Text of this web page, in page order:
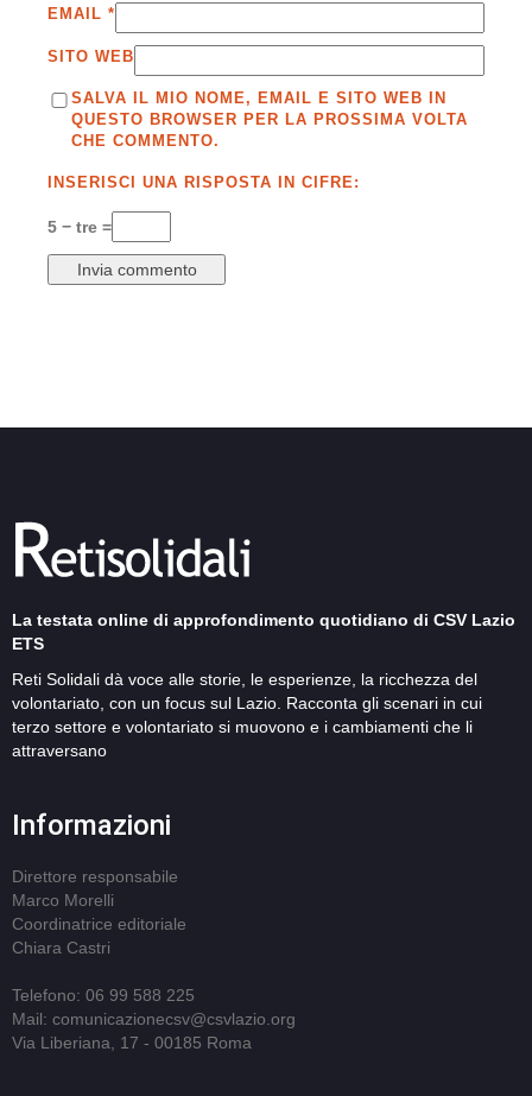
EMAIL *
SITO WEB
SALVA IL MIO NOME, EMAIL E SITO WEB IN
QUESTO BROWSER PER LA PROSSIMA VOLTA
CHE COMMENTO.
INSERISCI UNA RISPOSTA IN CIFRE:
5 − tre =
La testata online di approfondimento quotidiano di CSV Lazio
ETS
Reti Solidali dà voce alle storie, le esperienze, la ricchezza del
volontariato, con un focus sul Lazio. Racconta gli scenari in cui
terzo settore e volontariato si muovono e i cambiamenti che li
attraversano
Informazioni
Direttore responsabile
Marco Morelli
Coordinatrice editoriale
Chiara Castri
Telefono: 06 99 588 225
Mail: comunicazionecsv@csvlazio.org
Via Liberiana, 17 - 00185 Roma